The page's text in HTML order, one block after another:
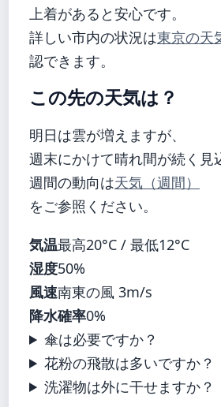
上着があると安心です。
詳しい市内の状況は東京の天
認できます。
この先の天気は？
明日は雲が増えますが、
週末にかけて晴れ間が続く見
週間の動向は天気（週間）
をご参照ください。
気温最高20°C / 最低12°C
湿度50%
風速南東の風 3m/s
降水確率0%
傘は必要ですか？
花粉の飛散は多いですか？
洗濯物は外に干せますか？